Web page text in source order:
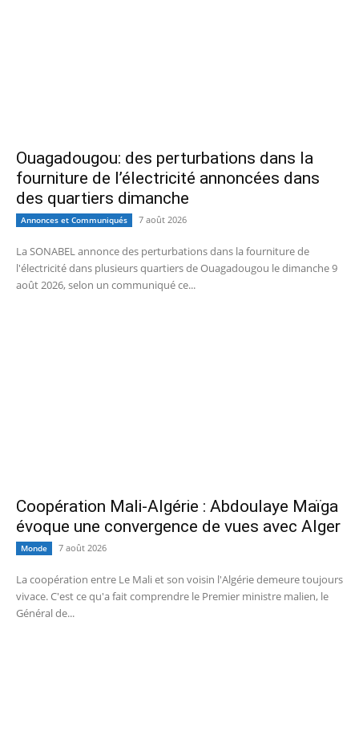
Ouagadougou: des perturbations dans la
fourniture de l’électricité annoncées dans
des quartiers dimanche
Annonces et Communiqués 7 août 2026
La SONABEL annonce des perturbations dans la fourniture de
l'électricité dans plusieurs quartiers de Ouagadougou le dimanche 9
août 2026, selon un communiqué ce...
Coopération Mali-Algérie : Abdoulaye Maïga
évoque une convergence de vues avec Alger
Monde 7 août 2026
La coopération entre Le Mali et son voisin l'Algérie demeure toujours
vivace. C'est ce qu'a fait comprendre le Premier ministre malien, le
Général de...